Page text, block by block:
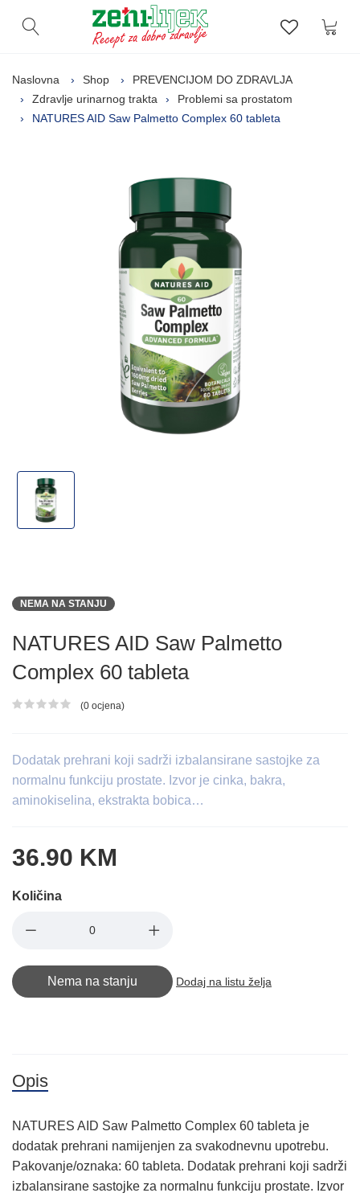
Otvori pretragu Lista
Naslovna Shop
PREVENCIJOM DO ZDRAVLJA
Zdravlje urinarnog trakta
Problemi sa prostatom
NATURES AID Saw Palmetto Complex 60 tableta
NEMA NA STANJU
NATURES AID Saw Palmetto
Complex 60 tableta
Ocjena proizvoda
(0 ocjena)
Dodatak prehrani koji sadrži izbalansirane sastojke za
normalnu funkciju prostate. Izvor je cinka, bakra,
aminokiselina, ekstrakta bobica…
36.90 KM
Količina
Nema na stanju Dodaj na listu želja
Opis
NATURES AID Saw Palmetto Complex 60 tableta je
dodatak prehrani namijenjen za svakodnevnu upotrebu.
Pakovanje/oznaka: 60 tableta. Dodatak prehrani koji sadrži
izbalansirane sastojke za normalnu funkciju prostate. Izvor